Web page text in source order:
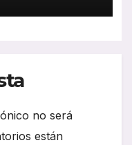
no será
están